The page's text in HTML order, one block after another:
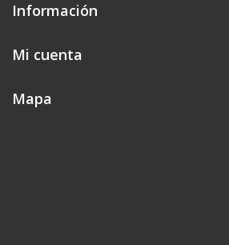
Información
Mi cuenta
Mapa